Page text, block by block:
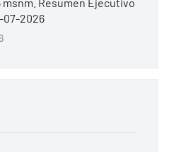
msnm. Resumen Ejecutivo
07-2026